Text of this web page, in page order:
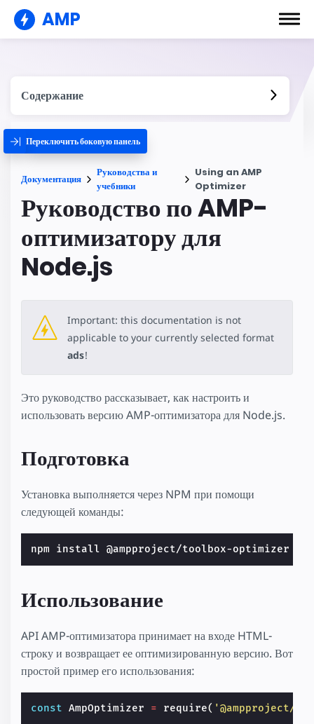
AMP
Содержание
Переключить боковую панель
Документация
Руководства и
учебники
Using an AMP
Optimizer
Руководство по AMP-
оптимизатору для
Node.js
Important: this documentation is not
applicable to your currently selected format
ads!
Это руководство рассказывает, как настроить и
использовать версию AMP-оптимизатора для Node.js.
Подготовка
Установка выполняется через NPM при помощи
следующей команды:
Использование
API AMP-оптимизатора принимает на входе HTML-
строку и возвращает ее оптимизированную версию. Вот
простой пример его использования:
const AmpOptimizer = require( '@ampproject/